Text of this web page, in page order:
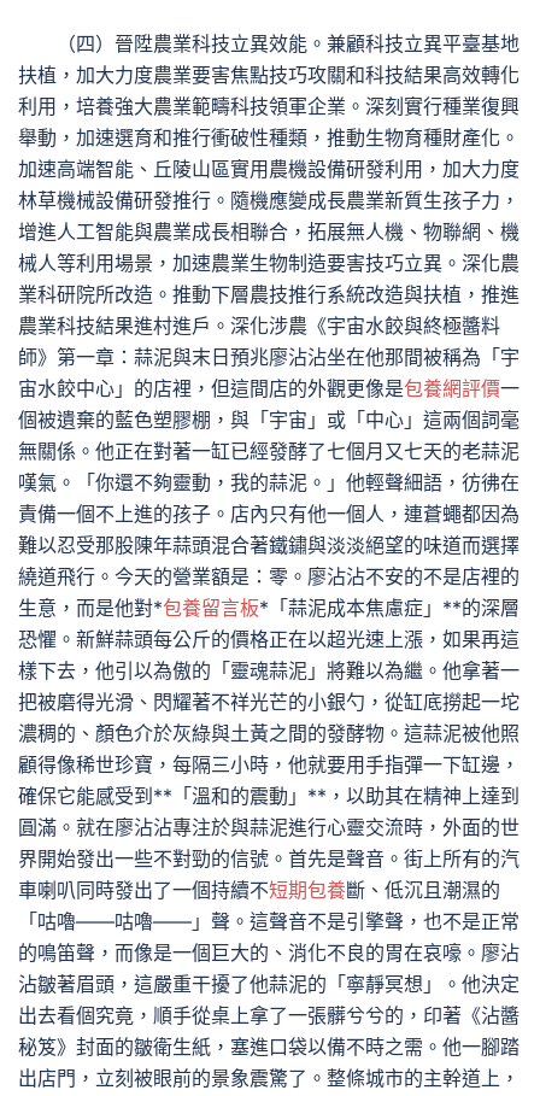
（四）晉陞農業科技立異效能。兼顧科技立異平臺基地
扶植，加大力度農業要害焦點技巧攻關和科技結果高效轉化
利用，培養強大農業範疇科技領軍企業。深刻實行種業復興
舉動，加速選育和推行衝破性種類，推動生物育種財產化。
加速高端智能、丘陵山區實用農機設備研發利用，加大力度
林草機械設備研發推行。隨機應變成長農業新質生孩子力，
增進人工智能與農業成長相聯合，拓展無人機、物聯網、機
械人等利用場景，加速農業生物制造要害技巧立異。深化農
業科研院所改造。推動下層農技推行系統改造與扶植，推進
農業科技結果進村進戶。深化涉農《宇宙水餃與終極醬料
師》第一章：蒜泥與末日預兆廖沾沾坐在他那間被稱為「宇
宙水餃中心」的店裡，但這間店的外觀更像是包養網評價一
個被遺棄的藍色塑膠棚，與「宇宙」或「中心」這兩個詞毫
無關係。他正在對著一缸已經發酵了七個月又七天的老蒜泥
嘆氣。「你還不夠靈動，我的蒜泥。」他輕聲細語，彷彿在
責備一個不上進的孩子。店內只有他一個人，連蒼蠅都因為
難以忍受那股陳年蒜頭混合著鐵鏽與淡淡絕望的味道而選擇
繞道飛行。今天的營業額是：零。廖沾沾不安的不是店裡的
生意，而是他對*包養留言板*「蒜泥成本焦慮症」**的深層
恐懼。新鮮蒜頭每公斤的價格正在以超光速上漲，如果再這
樣下去，他引以為傲的「靈魂蒜泥」將難以為繼。他拿著一
把被磨得光滑、閃耀著不祥光芒的小銀勺，從缸底撈起一坨
濃稠的、顏色介於灰綠與土黃之間的發酵物。這蒜泥被他照
顧得像稀世珍寶，每隔三小時，他就要用手指彈一下缸邊，
確保它能感受到**「溫和的震動」**，以助其在精神上達到
圓滿。就在廖沾沾專注於與蒜泥進行心靈交流時，外面的世
界開始發出一些不對勁的信號。首先是聲音。街上所有的汽
車喇叭同時發出了一個持續不短期包養斷、低沉且潮濕的
「咕嚕——咕嚕——」聲。這聲音不是引擎聲，也不是正常
的鳴笛聲，而像是一個巨大的、消化不良的胃在哀嚎。廖沾
沾皺著眉頭，這嚴重干擾了他蒜泥的「寧靜冥想」。他決定
出去看個究竟，順手從桌上拿了一張髒兮兮的，印著《沾醬
秘笈》封面的皺衛生紙，塞進口袋以備不時之需。他一腳踏
出店門，立刻被眼前的景象震驚了。整條城市的主幹道上，